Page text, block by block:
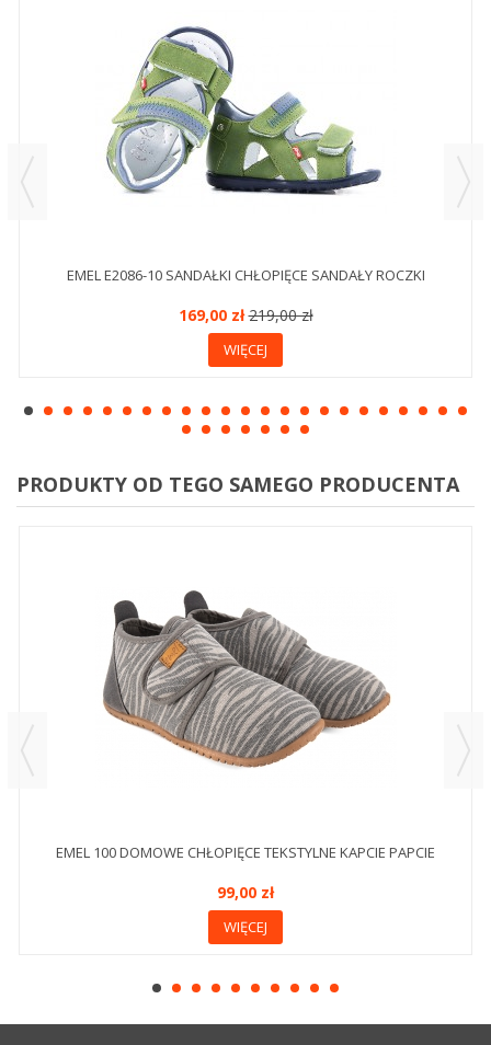
EMEL E2086-10 SANDAŁKI CHŁOPIĘCE SANDAŁY ROCZKI
169,00 zł219,00 zł
WIĘCEJ
PRODUKTY OD TEGO SAMEGO PRODUCENTA
EMEL 100 DOMOWE CHŁOPIĘCE TEKSTYLNE KAPCIE PAPCIE
99,00 zł
WIĘCEJ